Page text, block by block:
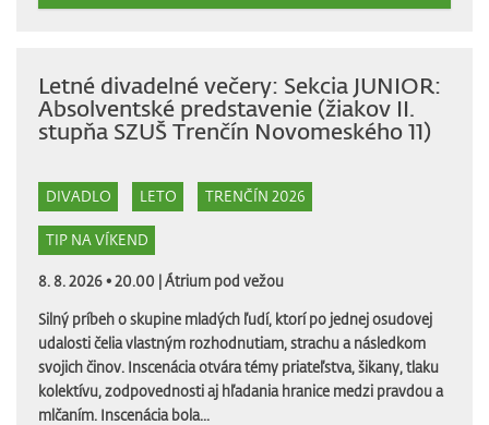
Letné divadelné večery: Sekcia JUNIOR:
Absolventské predstavenie (žiakov II.
stupňa SZUŠ Trenčín Novomeského 11)
DIVADLO LETO TRENČÍN 2026
TIP NA VÍKEND
8. 8. 2026 • 20.00 |Átrium pod vežou
Silný príbeh o skupine mladých ľudí, ktorí po jednej osudovej
udalosti čelia vlastným rozhodnutiam, strachu a následkom
svojich činov. Inscenácia otvára témy priateľstva, šikany, tlaku
kolektívu, zodpovednosti aj hľadania hranice medzi pravdou a
mlčaním. Inscenácia bola...